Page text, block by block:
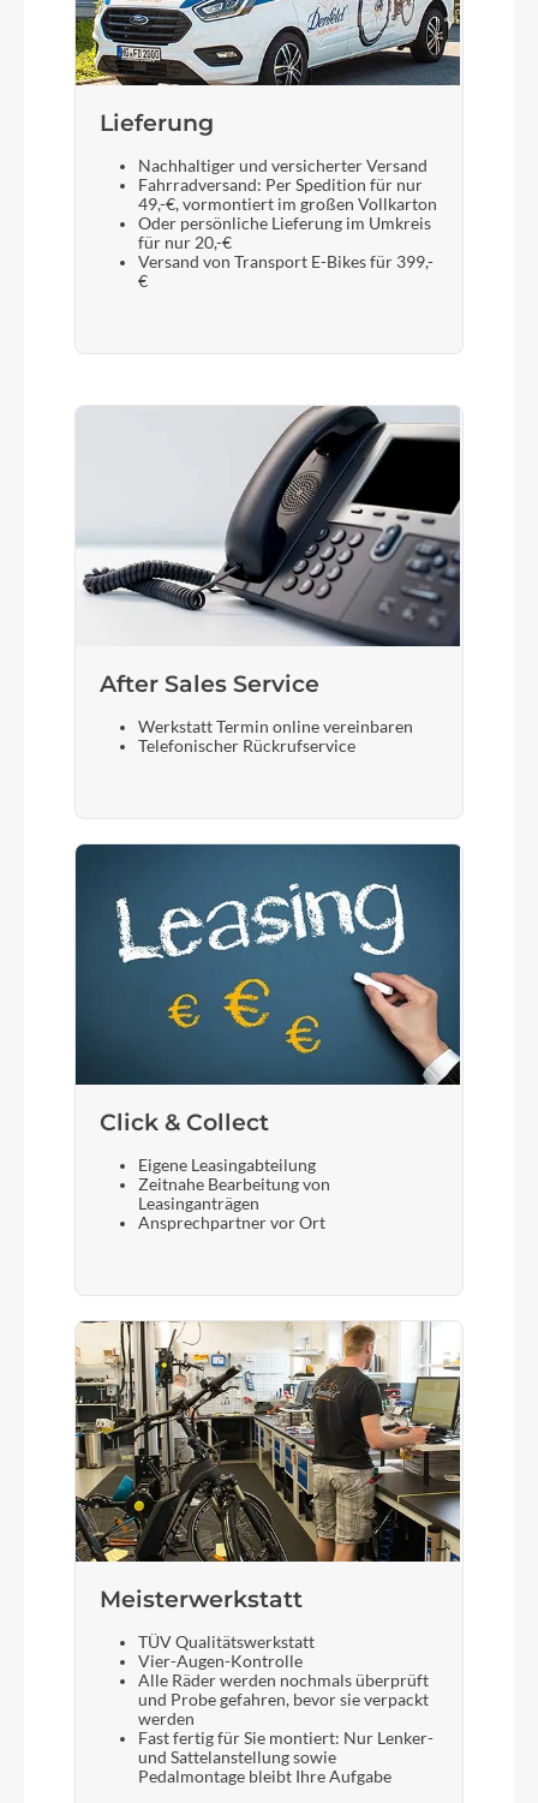
Lieferung
Nachhaltiger und versicherter Versand
Fahrradversand: Per Spedition für nur
49,-€, vormontiert im großen Vollkarton
Oder persönliche Lieferung im Umkreis
für nur 20,-€
Versand von Transport E-Bikes für 399,-
€
After Sales Service
Werkstatt Termin online vereinbaren
Telefonischer Rückrufservice
Click & Collect
Eigene Leasingabteilung
Zeitnahe Bearbeitung von
Leasinganträgen
Ansprechpartner vor Ort
Meisterwerkstatt
TÜV Qualitätswerkstatt
Vier-Augen-Kontrolle
Alle Räder werden nochmals überprüft
und Probe gefahren, bevor sie verpackt
werden
Fast fertig für Sie montiert: Nur Lenker-
und Sattelanstellung sowie
Pedalmontage bleibt Ihre Aufgabe